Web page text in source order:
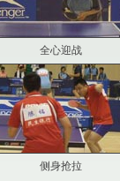
全心迎战
侧身抢拉